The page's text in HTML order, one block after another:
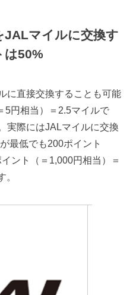
JALマイルに交換す
は50%
に直接交換することも可能
5円相当）＝2.5マイルで
実際にはJALマイルに交換
最低でも200ポイント
ント（＝1,000円相当）＝
。